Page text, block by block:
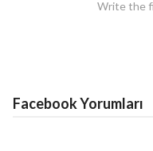
Write the
Facebook Yorumları